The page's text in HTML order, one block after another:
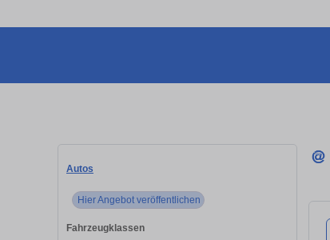
Autos
Hier Angebot veröffentlichen
Fahrzeugklassen